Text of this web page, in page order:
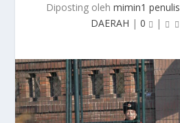
Diposting oleh mimin1 penulis
DAERAH | 0 |